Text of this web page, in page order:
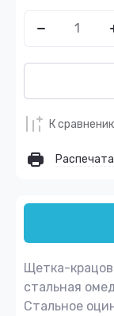
К
Щетка-
стальная
Стальное